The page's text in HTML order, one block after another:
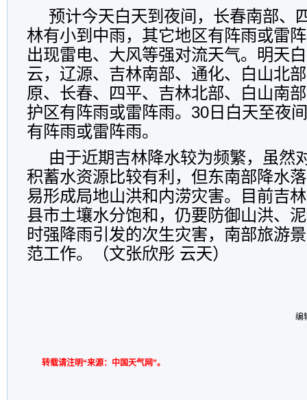
预计今天白天到夜间，长春南部、
林有小到中雨，其它地区有阵雨或雷
出现雷电、大风等强对流天气。明天
云，辽源、吉林南部、通化、白山北
原、长春、四平、吉林北部、白山南
护区有阵雨或雷阵雨。30日白天至夜
有阵雨或雷阵雨。
由于近期吉林降水较为频繁，虽然
积蓄水资源比较有利，但东南部降水
易形成局地山洪和内涝灾害。目前吉
县市土壤水分饱和，仍要防御山洪、
时强降雨引发的次生灾害，南部旅游
范工作。（文张欣彤 云天）
编
转载请注明“来源：中国天气网”。